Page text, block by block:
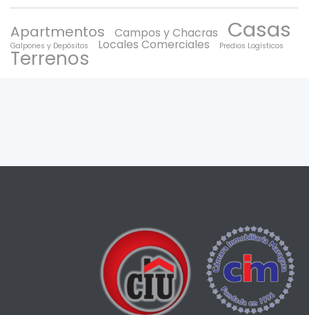
Apartmentos Campos y Chacras Casas
Galpones y Depòsitos Locales Comerciales Predios Logísticos
Terrenos